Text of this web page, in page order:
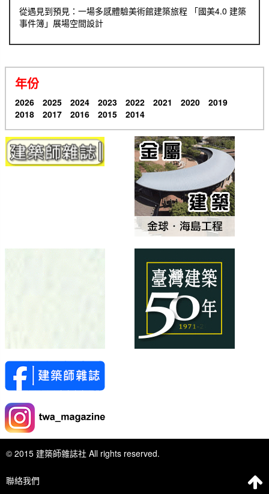
從遇見到預見：一場多感體驗美術館建築旅程 「國美4.0 建築
事件簿」展場空間設計
年份
2026 2025 2024 2023 2022 2021 2020
2019
2018
2017 2016 2015 2014
© 2015 建築師雜誌社 All rights reserved.
聯絡我們